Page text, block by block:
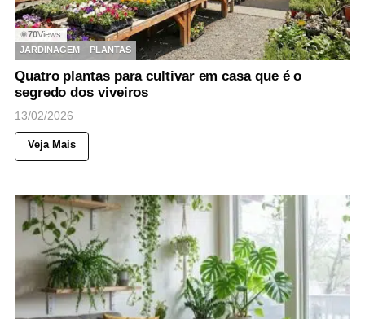
◉70Views
JARDINAGEM
PLANTAS
Quatro plantas para cultivar em casa que é o
segredo dos viveiros
13/02/2026
Veja Mais